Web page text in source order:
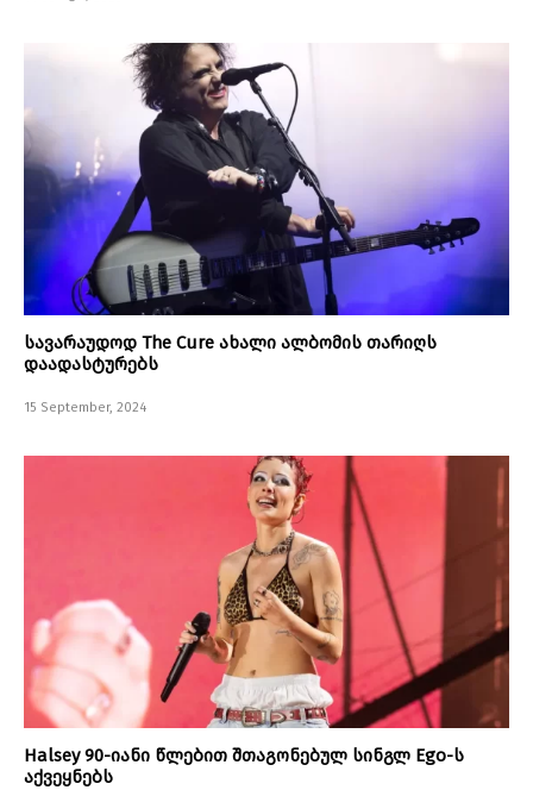
სავარაუდოდ The Cure ახალი ალბომის თარიღს
დაადასტურებს
15 September, 2024
Halsey 90-იანი წლებით შთაგონებულ სინგლ Ego-ს
აქვეყნებს